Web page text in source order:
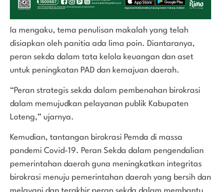
Ia mengaku, tema penulisan makalah yang telah
disiapkan oleh panitia ada lima poin. Diantaranya,
peran sekda dalam tata kelola keuangan dan aset
untuk peningkatan PAD dan kemajuan daerah.
“Peran strategis sekda dalam pembenahan birokrasi
dalam memujudkan pelayanan publik Kabupaten
Loteng,” ujarnya.
Kemudian, tantangan birokrasi Pemda di massa
pandemi Covid-19. Peran Sekda dalam pengendalian
pemerintahan daerah guna meningkatkan integritas
birokrasi menuju pemerintahan daerah yang bersih dan